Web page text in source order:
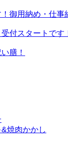
御用納め・仕事
付スタートです
膳！